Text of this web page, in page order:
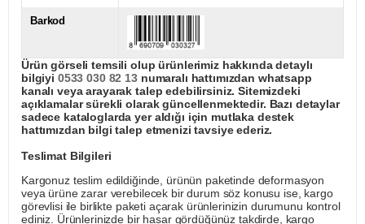
Barkod
Ürün görseli temsili olup ürünlerimiz hakkında detaylı
bilgiyi 0533 030 82 13numaralı hattımızdan whatsapp
kanalı veya arayarak talep edebilirsiniz. Sitemizdeki
açıklamalar sürekli olarak güncellenmektedir. Bazı detaylar
sadece kataloglarda yer aldığı için mutlaka destek
hattımızdan bilgi talep etmenizi tavsiye ederiz.
Teslimat Bilgileri
Kargonuz teslim edildiğinde, ürünün paketinde deformasyon
veya ürüne zarar verebilecek bir durum söz konusu ise, kargo
görevlisi ile birlikte paketi açarak ürünlerinizin durumunu kontrol
ediniz. Ürünlerinizde bir hasar gördüğünüz takdirde, kargo